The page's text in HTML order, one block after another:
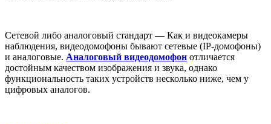
Сетевой либо аналоговый стандарт — Как и видеокамеры
наблюдения, видеодомофоны бывают сетевые (IP-домофоны)
и аналоговые. Аналоговый видеодомофон отличается
достойным качеством изображения и звука, однако
функциональность таких устройств несколько ниже, чем у
цифровых аналогов.